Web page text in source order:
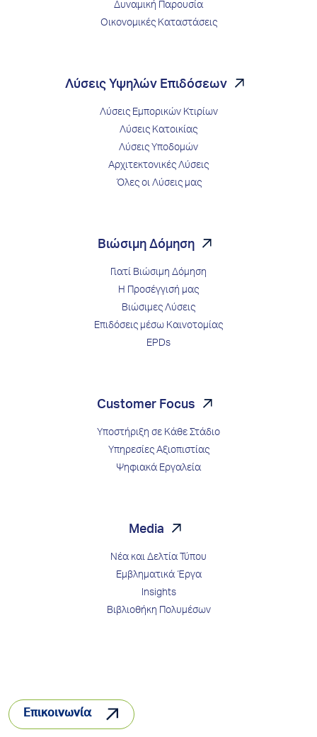
Δυναμική Παρουσία
Οικονομικές Καταστάσεις
Λύσεις Υψηλών Επιδόσεων
Λύσεις Εμπορικών Κτιρίων
Λύσεις Κατοικίας
Λύσεις Υποδομών
Αρχιτεκτονικές Λύσεις
Όλες οι Λύσεις μας
Βιώσιμη Δόμηση
Γιατί Βιώσιμη Δόμηση
Η Προσέγγισή μας
Βιώσιμες Λύσεις
Επιδόσεις μέσω Kαινοτομίας
EPDs
Customer Focus
Υποστήριξη σε Κάθε Στάδιο
Υπηρεσίες Αξιοπιστίας
Ψηφιακά Εργαλεία
Media
Νέα και Δελτία Τύπου
Εμβληματικά Έργα
Insights
Βιβλιοθήκη Πολυμέσων
Επικοινωνία